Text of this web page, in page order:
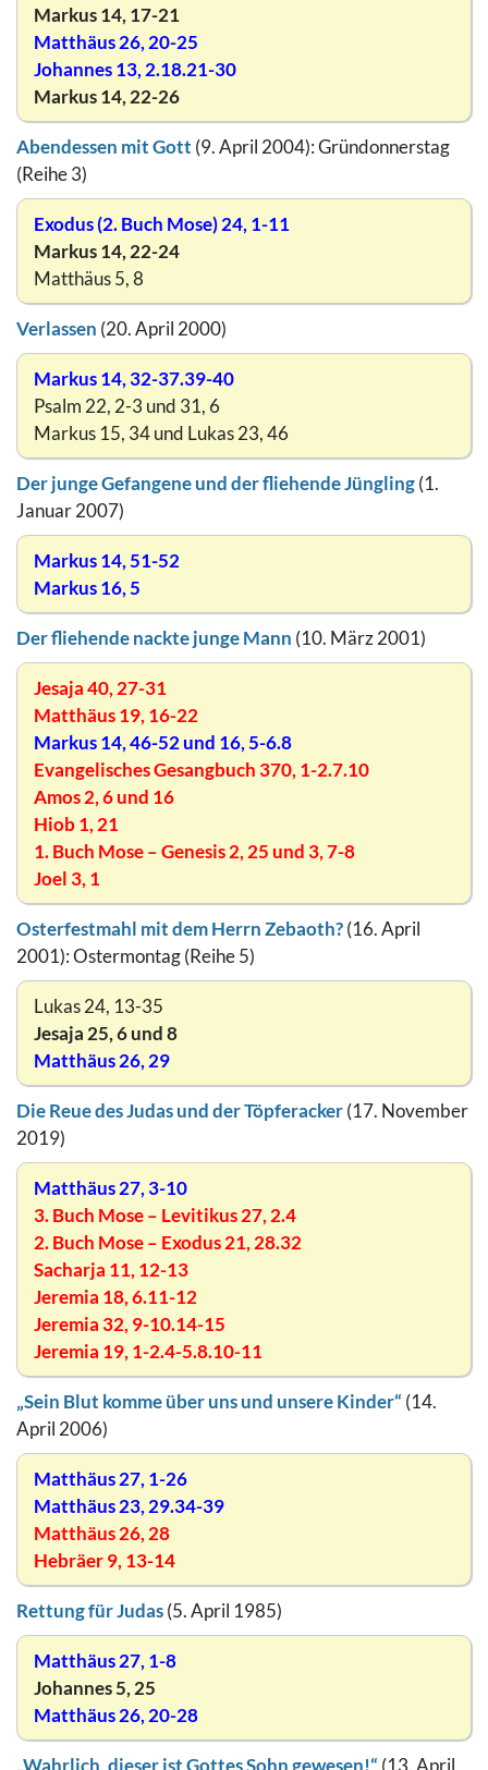
Markus 14, 17-21
Matthäus 26, 20-25
Johannes 13, 2.18.21-30
Markus 14, 22-26
Abendessen mit Gott (9. April 2004): Gründonnerstag
(Reihe 3)
Exodus (2. Buch Mose) 24, 1-11
Markus 14, 22-24
Matthäus 5, 8
Verlassen (20. April 2000)
Markus 14, 32-37.39-40
Psalm 22, 2-3 und 31, 6
Markus 15, 34 und Lukas 23, 46
Der junge Gefangene und der fliehende Jüngling(1.
Januar 2007)
Markus 14, 51-52
Markus 16, 5
Der fliehende nackte junge Mann (10. März 2001)
Jesaja 40, 27-31
Matthäus 19, 16-22
Markus 14, 46-52 und 16, 5-6.8
Evangelisches Gesangbuch 370, 1-2.7.10
Amos 2, 6 und 16
Hiob 1, 21
1. Buch Mose – Genesis 2, 25 und 3, 7-8
Joel 3, 1
Osterfestmahl mit dem Herrn Zebaoth?(16. April
2001): Ostermontag (Reihe 5)
Lukas 24, 13-35
Jesaja 25, 6 und 8
Matthäus 26, 29
Die Reue des Judas und der Töpferacker(17. November
2019)
Matthäus 27, 3-10
3. Buch Mose – Levitikus 27, 2.4
2. Buch Mose – Exodus 21, 28.32
Sacharja 11, 12-13
Jeremia 18, 6.11-12
Jeremia 32, 9-10.14-15
Jeremia 19, 1-2.4-5.8.10-11
„Sein Blut komme über uns und unsere Kinder“ (14.
April 2006)
Matthäus 27, 1-26
Matthäus 23, 29.34-39
Matthäus 26, 28
Hebräer 9, 13-14
Rettung für Judas(5. April 1985)
Matthäus 27, 1-8
Johannes 5, 25
Matthäus 26, 20-28
„Wahrlich, dieser ist Gottes Sohn gewesen!“ (13. April